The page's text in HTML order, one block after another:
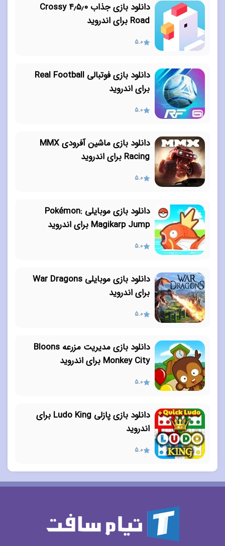
دانلود بازی جذاب ۴٫۵٫۰ Crossy
Road برای اندروید
5.0
دانلود بازی فوتبالی Real Football
برای اندروید
5.0
دانلود بازی ماشین آفرودی MMX
Racing برای اندروید
5.0
دانلود بازی موبایلی Pokémon:
Magikarp Jump برای اندروید
5.0
دانلود بازی موبایلی War Dragons
برای اندروید
5.0
دانلود بازی مدیریت مزرعه Bloons
Monkey City برای اندروید
5.0
دانلود بازی پازلی Ludo King برای
اندروید
5.0